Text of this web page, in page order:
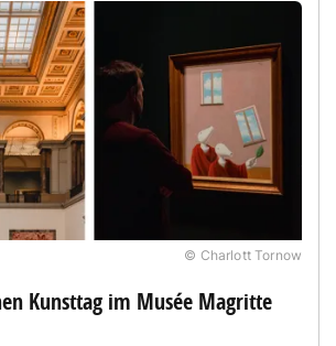
© Charlott Tornow
Kunsttag im Musée Magritte